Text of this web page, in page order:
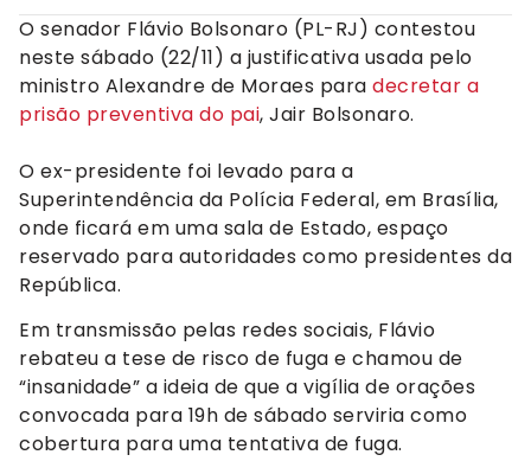
O senador Flávio Bolsonaro (PL-RJ) contestou
neste sábado (22/11) a justificativa usada pelo
ministro Alexandre de Moraes para decretar a
prisão preventiva do pai, Jair Bolsonaro.
O ex-presidente foi levado para a
Superintendência da Polícia Federal, em Brasília,
onde ficará em uma sala de Estado, espaço
reservado para autoridades como presidentes da
República.
Em transmissão pelas redes sociais, Flávio
rebateu a tese de risco de fuga e chamou de
“insanidade” a ideia de que a vigília de orações
convocada para 19h de sábado serviria como
cobertura para uma tentativa de fuga.